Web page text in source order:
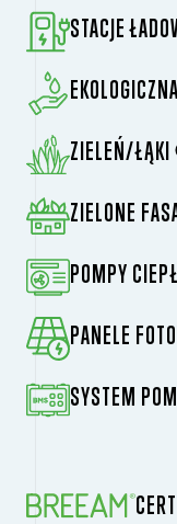
STACJE
ZIELEŃ/ŁĄKI
ZIELONE
POMPY
PANELE
SYSTEM